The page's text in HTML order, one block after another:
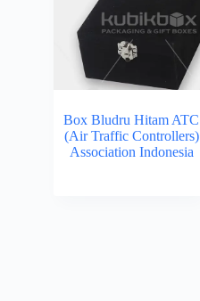
Box Bludru Hitam ATC
(Air Traffic Controllers)
Association Indonesia